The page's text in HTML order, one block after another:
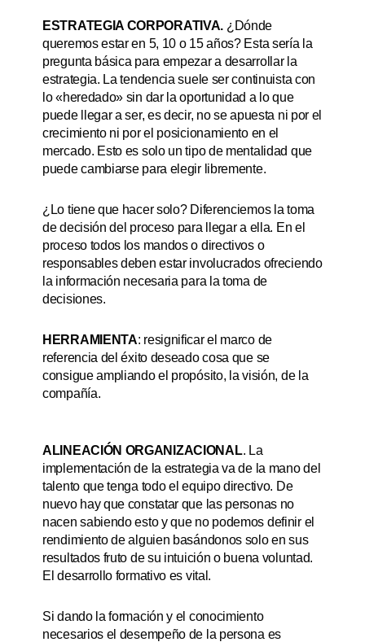
ESTRATEGIA CORPORATIVA. ¿Dónde
queremos estar en 5, 10 o 15 años? Esta sería la
pregunta básica para empezar a desarrollar la
estrategia. La tendencia suele ser continuista con
lo «heredado» sin dar la oportunidad a lo que
puede llegar a ser, es decir, no se apuesta ni por el
crecimiento ni por el posicionamiento en el
mercado. Esto es solo un tipo de mentalidad que
puede cambiarse para elegir libremente.
¿Lo tiene que hacer solo? Diferenciemos la toma
de decisión del proceso para llegar a ella. En el
proceso todos los mandos o directivos o
responsables deben estar involucrados ofreciendo
la información necesaria para la toma de
decisiones.
HERRAMIENTA: resignificar el marco de
referencia del éxito deseado cosa que se
consigue ampliando el propósito, la visión, de la
compañía.
ALINEACIÓN ORGANIZACIONAL. La
implementación de la estrategia va de la mano del
talento que tenga todo el equipo directivo. De
nuevo hay que constatar que las personas no
nacen sabiendo esto y que no podemos definir el
rendimiento de alguien basándonos solo en sus
resultados fruto de su intuición o buena voluntad.
El desarrollo formativo es vital.
Si dando la formación y el conocimiento
necesarios el desempeño de la persona es